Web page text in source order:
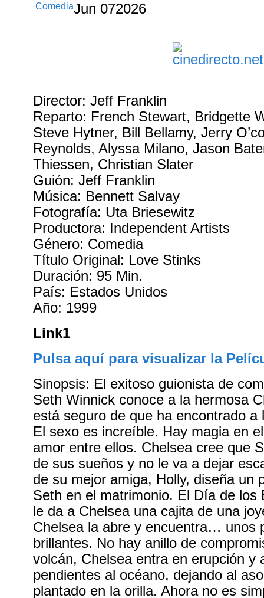
ComediaJun 072026
Director: Jeff Franklin
Reparto: French Stewart, Bridgette
Steve Hytner, Bill Bellamy, Jerry
Reynolds, Alyssa Milano, Jason
Thiessen, Christian Slater
Guión: Jeff Franklin
Música: Bennett Salvay
Fotografía: Uta Briesewitz
Productora: Independent Artists
Género: Comedia
Título Original: Love Stinks
Duración: 95 Min.
País: Estados Unidos
Año: 1999
Link1
Pulsa aquí para visualizar la
Sinopsis: El exitoso guionista de
Seth Winnick conoce a la hermosa
está seguro de que ha encontrado a
El sexo es increíble. Hay magia en
amor entre ellos. Chelsea cree que
de sus sueños y no le va a dejar
de su mejor amiga, Holly, diseña un
Seth en el matrimonio. El Día de los
le da a Chelsea una cajita de una
Chelsea la abre y encuentra… unos
brillantes. No hay anillo de
volcán, Chelsea entra en erupción y
pendientes al océano, dejando al
plantado en la orilla. Ahora no es